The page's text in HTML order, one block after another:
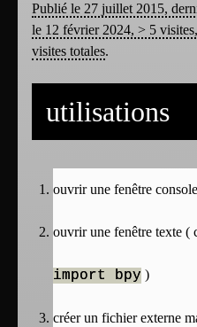
Publié le 27 juillet 2015,
le 12 février 2024, > 5
visites totales.
utilisations
ouvrir une fenêtre console
ouvrir une fenêtre texte (
import bpy )
créer un fichier externe